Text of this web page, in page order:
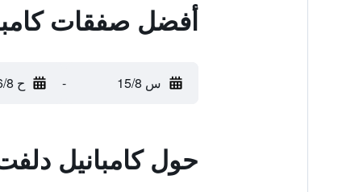
أفضل صفقات
س 15/8 - ح 16/8
حول كامبانيل